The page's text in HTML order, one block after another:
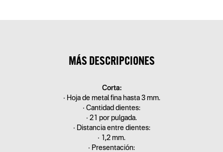
MÁS DESCRIPCIONES
Corta:
• Hoja de metal fina hasta 3 mm.
• Cantidad dientes:
• 21 por pulgada.
• Distancia entre dientes:
• 1,2 mm.
• Presentación: